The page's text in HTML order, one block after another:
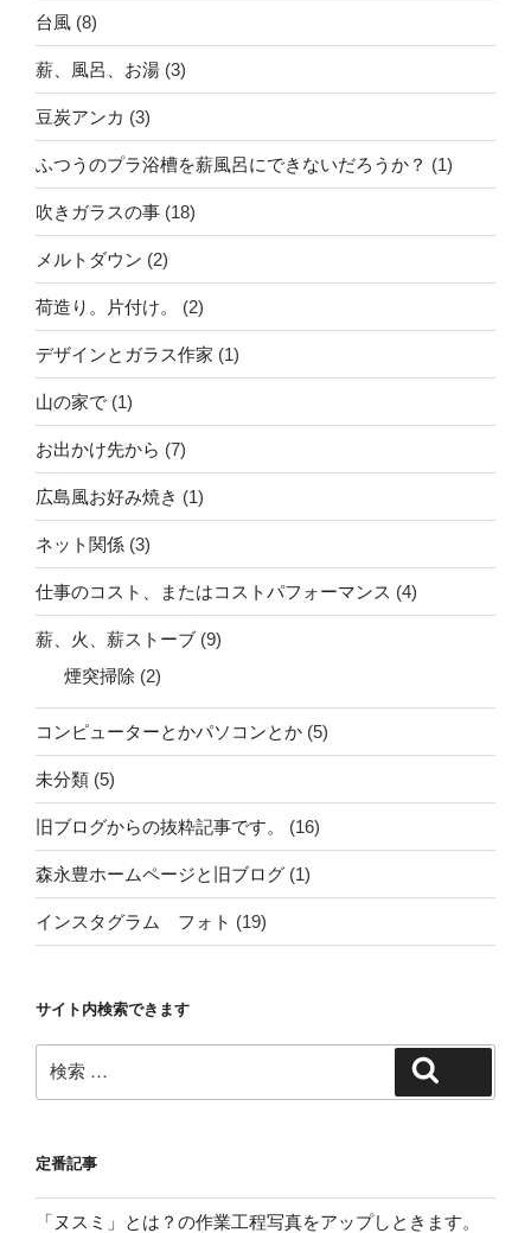
台風 (8)
薪、風呂、お湯 (3)
豆炭アンカ (3)
ふつうのプラ浴槽を薪風呂にできないだろうか？ (1)
吹きガラスの事 (18)
メルトダウン (2)
荷造り。片付け。 (2)
デザインとガラス作家 (1)
山の家で (1)
お出かけ先から (7)
広島風お好み焼き (1)
ネット関係 (3)
仕事のコスト、またはコストパフォーマンス (4)
薪、火、薪ストーブ (9)
煙突掃除 (2)
コンピューターとかパソコンとか (5)
未分類 (5)
旧ブログからの抜粋記事です。 (16)
森永豊ホームページと旧ブログ (1)
インスタグラム フォト (19)
サイト内検索できます
索:
定番記事
「ヌスミ」とは？の作業工程写真をアップしときます。